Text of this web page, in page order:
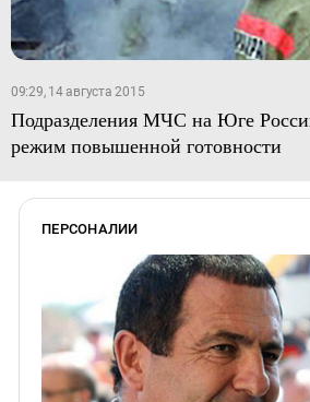
09:29, 14 августа 2015
Подразделения МЧС на Юге
режим повышенной готовности
ПЕРСОНАЛИИ